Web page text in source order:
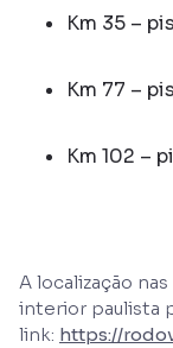
Km 35 –
Km 77 –
Km 102 –
A localização
interior paulista
link: https://